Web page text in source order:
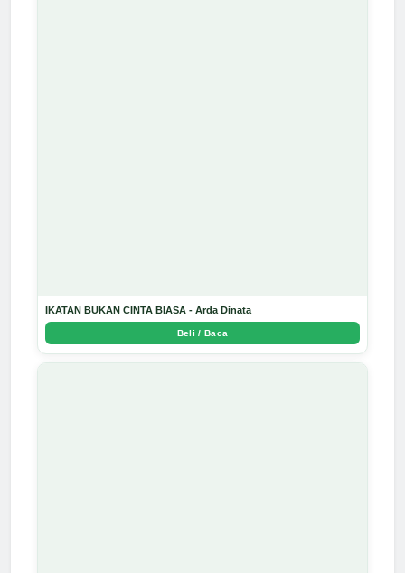
IKATAN BUKAN CINTA BIASA - Arda Dinata
Beli / Baca